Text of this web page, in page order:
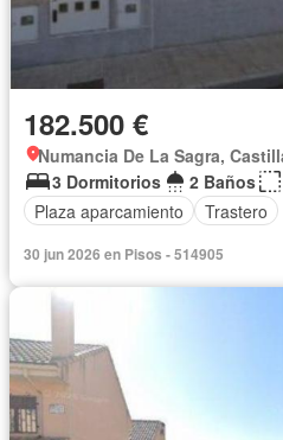
182.500 €
Numancia De La Sagra,
3 Dormitorios
2 Baños
Plaza aparcamiento
Trastero
30 jun 2026 en Pisos - 514905